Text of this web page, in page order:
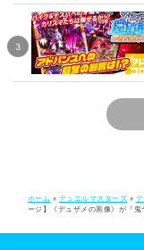
ホーム » デュエルマスターズ »
ージ】《デュザメの黒像》が『